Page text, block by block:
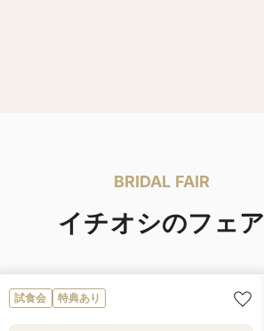
BRIDAL FAIR
イチオシのフェア
試食会 特典あり